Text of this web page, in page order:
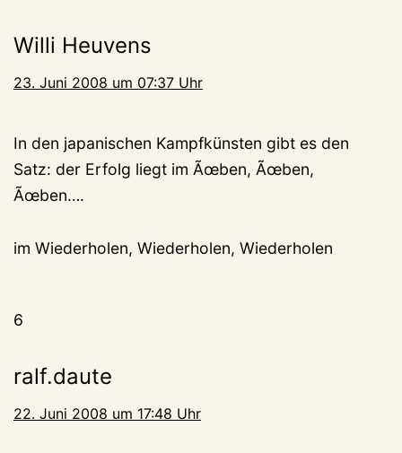
Willi Heuvens
23. Juni 2008 um 07:37 Uhr
In den japanischen Kampfkünsten gibt es den
Satz: der Erfolg liegt im Ãœben, Ãœben,
Ãœben….
im Wiederholen, Wiederholen, Wiederholen
6
ralf.daute
22. Juni 2008 um 17:48 Uhr